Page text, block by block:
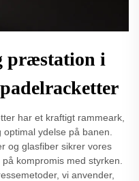
præstation i
har et kraftigt rammeark,
ydelse på banen.
og glasfiber sikrer vores
kompromis med styrken.
vi anvender,